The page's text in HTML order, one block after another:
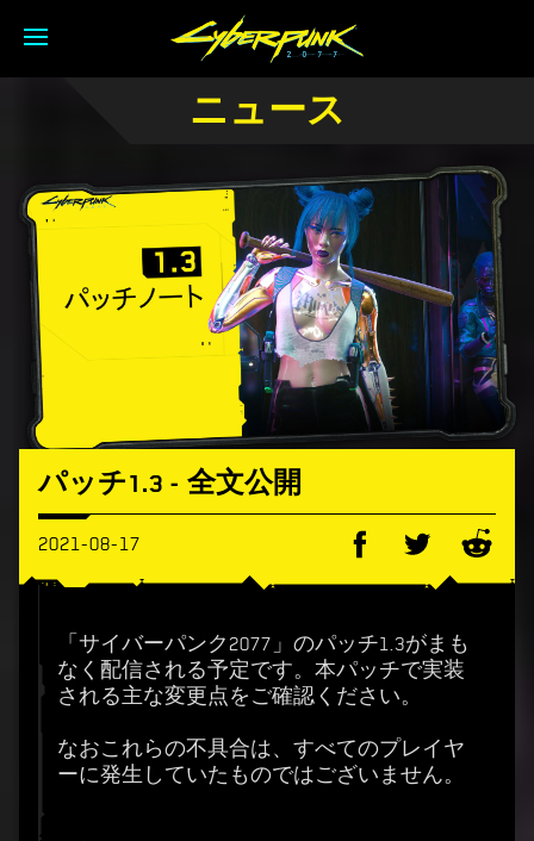
ニュース
パッチ1.3 - 全文公開
2021-08-17
「サイバーパンク2077」のパッチ1.3がまも
なく配信される予定です。本パッチで実装
される主な変更点をご確認ください。
なおこれらの不具合は、すべてのプレイヤ
ーに発生していたものではございません。